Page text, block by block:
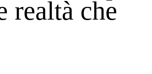
realtà che